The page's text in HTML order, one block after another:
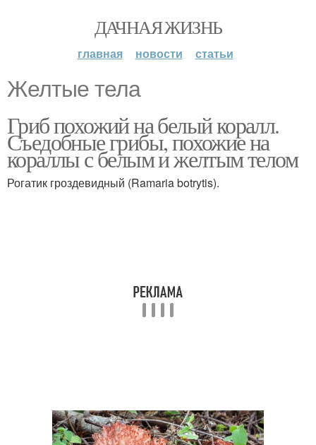
ДАЧНАЯ ЖИЗНЬ
главная новости статьи
Желтые тела
Гриб похожий на белый коралл.
Съедобные грибы, похожие на
кораллы с белым и желтым телом
Рогатик гроздевидный (Ramaria botrytis).